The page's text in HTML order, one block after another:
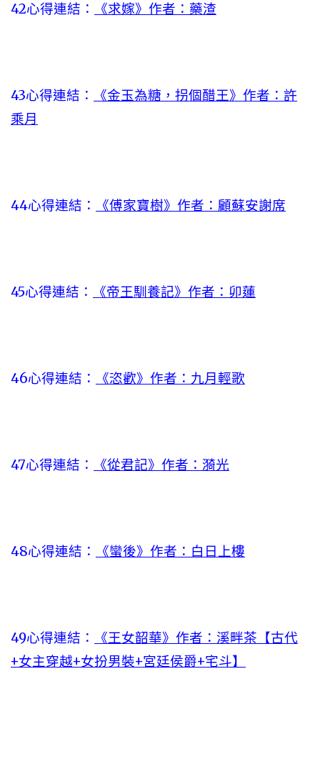
42心得連結： 《求嫁》作者：藥渣
43心得連結：
《金玉為糖，拐個醋王》作者：許
乘月
44心得連結： 《傅家寶樹》作者：顧蘇安謝席
45心得連結： 《帝王馴養記》作者：卯蓮
46心得連結： 《恣歡》作者：九月輕歌
47心得連結： 《從君記》作者：漪光
48心得連結： 《蠻後》作者：白日上樓
49心得連結：
《王女韶華》作者：溪畔茶【古代
+女主穿越+女扮男裝+宮廷侯爵+宅斗】